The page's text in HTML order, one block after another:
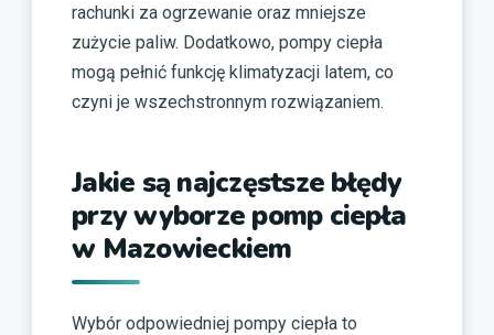
rachunki za ogrzewanie oraz mniejsze
zużycie paliw. Dodatkowo, pompy ciepła
mogą pełnić funkcję klimatyzacji latem, co
czyni je wszechstronnym rozwiązaniem.
Jakie są najczęstsze błędy
przy wyborze pomp ciepła
w Mazowieckiem
Wybór odpowiedniej pompy ciepła to